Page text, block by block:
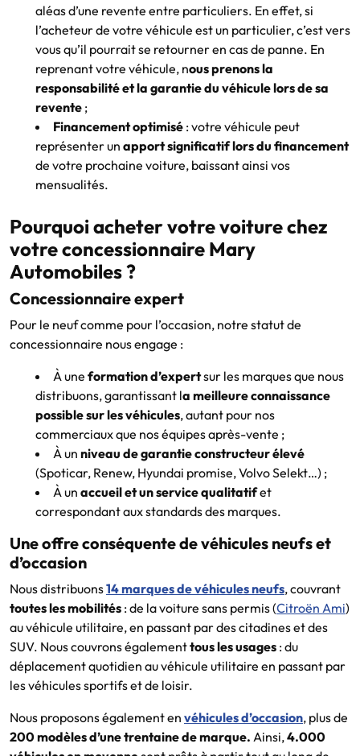
aléas d’une revente entre particuliers. En effet, si
l’acheteur de votre véhicule est un particulier, c’est vers
vous qu’il pourrait se retourner en cas de panne. En
reprenant votre véhicule, nous prenons la
responsabilité et la garantie du véhicule lors de sa
revente ;
Financement optimisé : votre véhicule peut
représenter un apport significatif lors du financement
de votre prochaine voiture, baissant ainsi vos
mensualités.
Pourquoi acheter votre voiture chez
votre concessionnaire Mary
Automobiles ?
Concessionnaire expert
Pour le neuf comme pour l’occasion, notre statut de
concessionnaire nous engage :
À une formation d’expertsur les marques que nous
distribuons, garantissant la meilleure connaissance
possible sur les véhicules, autant pour nos
commerciaux que nos équipes après-vente ;
À un niveau de garantie constructeur élevé
(Spoticar, Renew, Hyundai promise, Volvo Selekt…) ;
À un accueil et un service qualitatifet
correspondant aux standards des marques.
Une offre conséquente de véhicules neufs et
d’occasion
Nous distribuons14 marques de véhicules neufs, couvrant
toutes les mobilités : de la voiture sans permis (Citroën Ami)
au véhicule utilitaire, en passant par des citadines et des
SUV. Nous couvrons égalementtous les usages : du
déplacement quotidien au véhicule utilitaire en passant par
les véhicules sportifs et de loisir.
Nous proposons également en véhicules d’occasion, plus de
200 modèles d’une trentaine de marque. Ainsi,4.000